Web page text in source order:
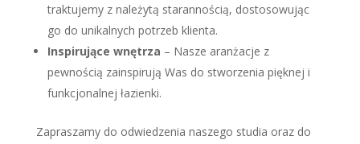
traktujemy z należytą starannością, dostosowując
go do unikalnych potrzeb klienta.
Inspirujące wnętrza – Nasze aranżacje z
pewnością zainspirują Was do stworzenia pięknej i
funkcjonalnej łazienki.
Zapraszamy do odwiedzenia naszego studia oraz do